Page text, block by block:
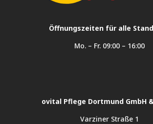
Öffnungszeiten für alle
Mo. – Fr. 09:00 – 16:00
ovital Pflege Dortmund GmbH &
Varziner Straße 1